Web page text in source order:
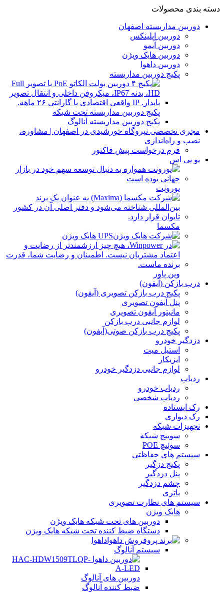
دسته بندی محصولات
دوربین مداربسته اصفهان
دوربین اپلینکس
دوربین آیمو
دوربین هایک ویژن
دوربین داهوا
پکیج دوربین مداربسته
پکیج دوربین مداربسته تحت شبکه
پکیج دوربین مداربسته آنالوگ
مجری تخصصی نیروگاه خورشیدی در اصفهان | مشاوره،
نصب و راه‌اندازی
فرم درخواست پیش فاکتور
یو پی اس
یورونِت
مکسما
UPS هایک ویژن
وین پاور
درب بازکن (آیفون)
پکیج درب بازکن تصویری (آیفون)
پنل آیفون تصویری
مانیتور آیفون تصویری
لوازم جانبی درب بازکن
پکیج درب بازکن صوتی(آیفون)
دزدگیر خودرو
استیل میت
ایزیکار
لوازم جانبی دزدگیر خودرو
ردیاب
ردیاب خودرو
ردیاب شخصی
رک ایستاده
رک دیواری
تجهیزات شبکه
سوییچ شبکه
سوئیچ POE
سیستم های حفاظتی
پکیج دزگیر
پنل دزدگیر
چشم دزدگیر
باتری
سیستم های نظارت تصویری
هایک ویژن
دوربین های تحت شبکه هایک ویژن
دستگاه ضبط کننده تحت شبکه هایک ویژن
داهوا
سیستم آنالوگ
دوربین های آنالوگ
ضبط کننده آنالوگ